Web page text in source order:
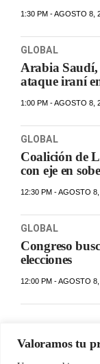
Valoramos tu
1:30 PM - AGOSTO 8,
GLOBAL
Arabia
ataque iraní
1:00 PM - AGOSTO 8,
GLOBAL
Coalición de
con eje en
12:30 PM - AGOSTO
GLOBAL
Congreso
elecciones
12:00 PM - AGOSTO